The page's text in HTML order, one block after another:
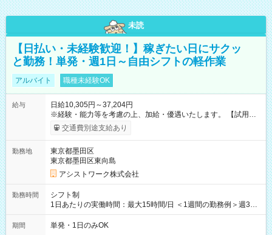
未読
【日払い・未経験歓迎！】稼ぎたい日にサクッ
と勤務！単発・週1日～自由シフトの軽作業
アルバイト 職種未経験OK
給与
日給10,305円～37,204円
※経験・能力等を考慮の上、加給・優遇いたします。 【試用期
間】試用期間なし
交通費別途支給あり
勤務地
東京都墨田区
東京都墨田区東向島
アシストワーク株式会社
勤務時間
シフト制
1日あたりの実働時間：最大15時間/日 ＜1週間の勤務例＞週3回
勤務 勤務：月・水・金 休み：火・木・土・日 好きな時にお仕事
可能です！ ※1日あたりの最大実働時間は日勤、夜勤共に勤務し
期間 単発・1日のみOK